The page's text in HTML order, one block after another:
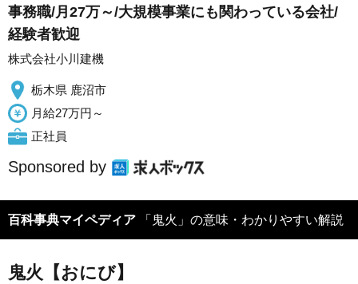
事務職/月27万～/大規模事業にも関わっている会社/
経験者歓迎
株式会社小川建機
栃木県 鹿沼市
月給27万円～
正社員
Sponsored by
百科事典マイペディア 「鬼火」の意味・わかりやすい解説
鬼火【おにび】